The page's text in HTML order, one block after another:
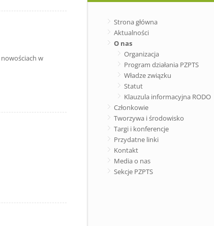
w
Strona główna
Aktualności
O nas
Organizacja
Program działania PZPTS
Władze związku
Statut
Klauzula informacyjna RODO
Członkowie
Tworzywa i środowisko
Targi i konferencje
Przydatne linki
Kontakt
Media o nas
Sekcje PZPTS